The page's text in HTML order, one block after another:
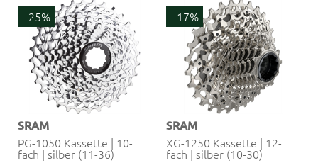
- 25%
SRAM
PG-1050 Kassette | 10-
fach | silber (11-36)
- 17%
SRAM
XG-1250 Kassette | 12-
fach | silber (10-30)